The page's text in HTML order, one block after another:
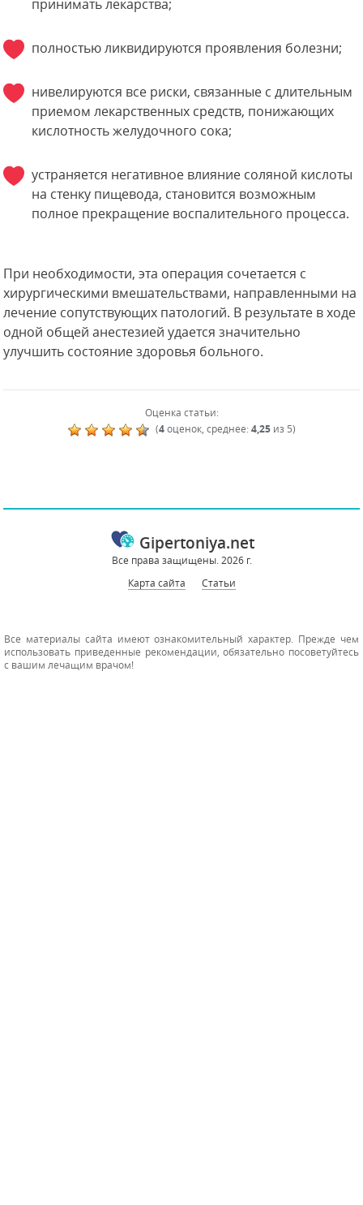
принимать лекарства;
полностью ликвидируются проявления болезни;
нивелируются все риски, связанные с длительным
приемом лекарственных средств, понижающих
кислотность желудочного сока;
устраняется негативное влияние соляной кислоты
на стенку пищевода, становится возможным
полное прекращение воспалительного процесса.
При необходимости, эта операция сочетается с
хирургическими вмешательствами, направленными на
лечение сопутствующих патологий. В результате в ходе
одной общей анестезией удается значительно
улучшить состояние здоровья больного.
Оценка статьи:
(4оценок, среднее:4,25из 5)
Gipertoniya.net
Все права защищены. 2026 г.
Карта сайта
Статьи
Все материалы сайта имеют ознакомительный характер. Прежде чем
использовать приведенные рекомендации, обязательно посоветуйтесь
с вашим лечащим врачом!